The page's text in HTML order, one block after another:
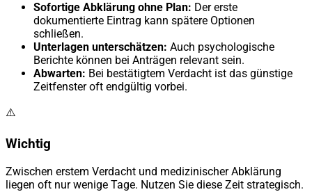
Sofortige Abklärung ohne Plan: Der erste
dokumentierte Eintrag kann spätere Optionen
schließen.
Unterlagen unterschätzen: Auch psychologische
Berichte können bei Anträgen relevant sein.
Abwarten: Bei bestätigtem Verdacht ist das günstige
Zeitfenster oft endgültig vorbei.
⚠️
Wichtig
Zwischen erstem Verdacht und medizinischer Abklärung
liegen oft nur wenige Tage. Nutzen Sie diese Zeit strategisch.